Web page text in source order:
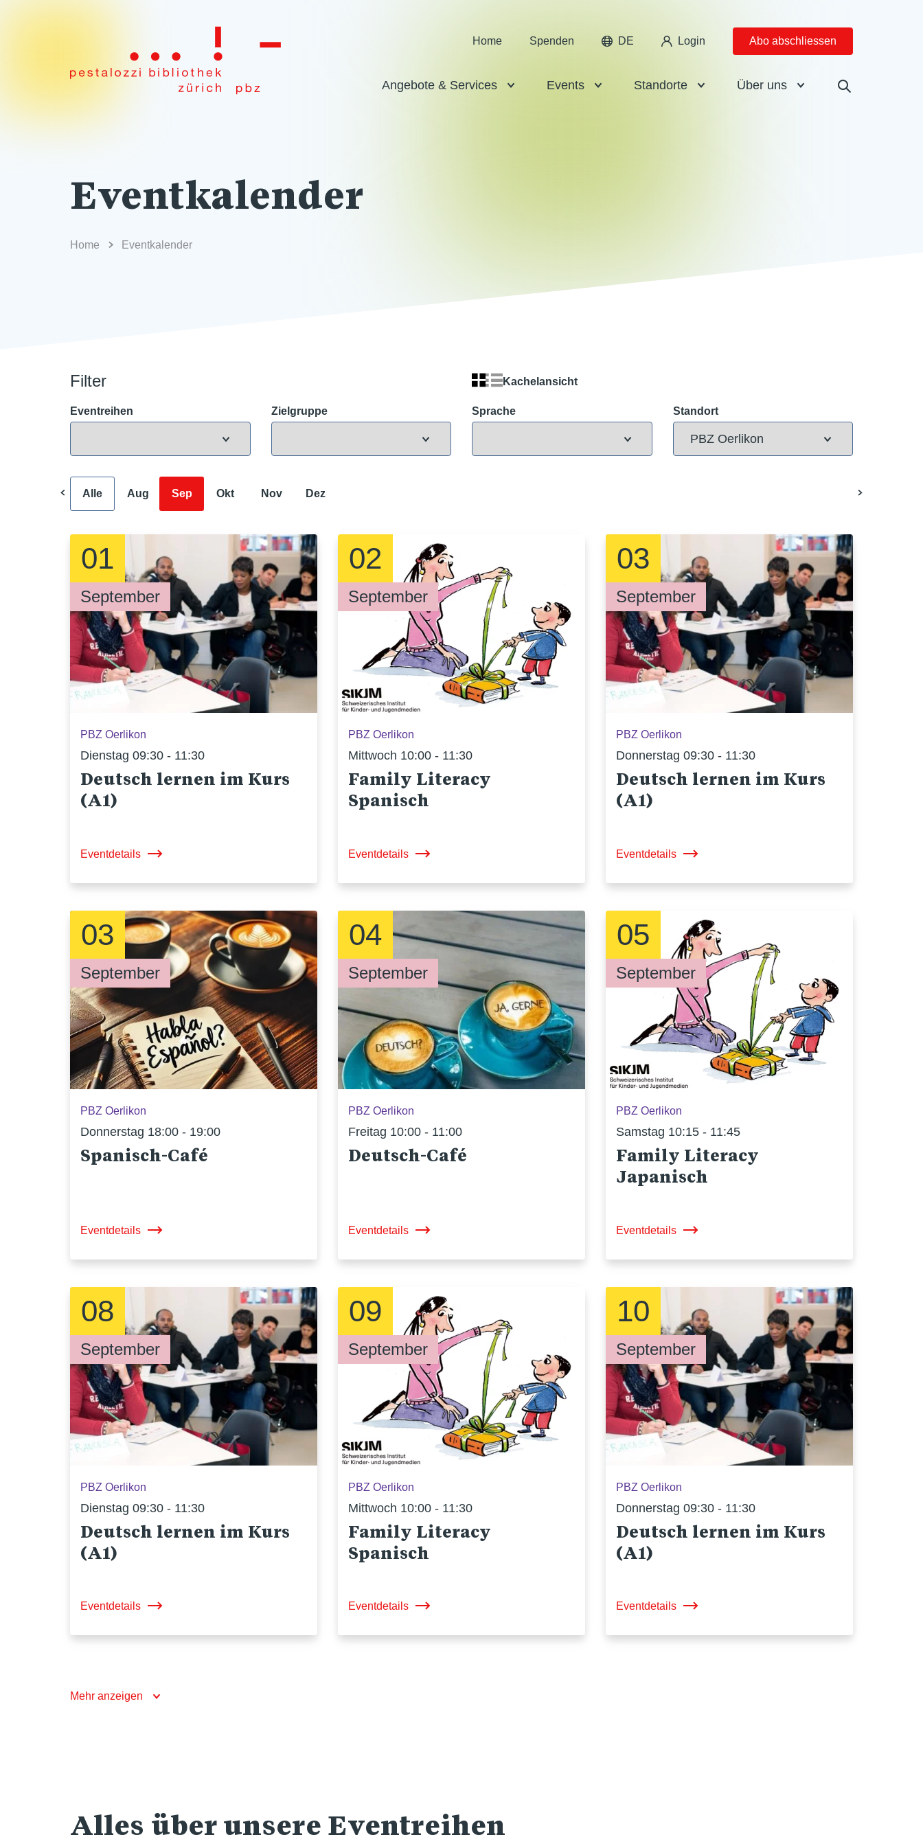
Home Spenden DE Login Abo abschliessen
Angebote & Services Events Standorte Über uns
Eventkalender
Home Eventkalender
Filter Kachelansicht
Eventreihen Zielgruppe Sprache Standort
Alle Aug Sep Okt Nov Dez
01
September
PBZ Oerlikon
Dienstag 09:30 - 11:30
Deutsch lernen im Kurs
(A1)
Eventdetails
02
September
PBZ Oerlikon
Mittwoch 10:00 - 11:30
Family Literacy
Spanisch
Eventdetails
03
September
PBZ Oerlikon
Donnerstag 09:30 - 11:30
Deutsch lernen im Kurs
(A1)
Eventdetails
03
September
PBZ Oerlikon
Donnerstag 18:00 - 19:00
Spanisch-Café
Eventdetails
04
September
PBZ Oerlikon
Freitag 10:00 - 11:00
Deutsch-Café
Eventdetails
05
September
PBZ Oerlikon
Samstag 10:15 - 11:45
Family Literacy
Japanisch
Eventdetails
08
September
PBZ Oerlikon
Dienstag 09:30 - 11:30
Deutsch lernen im Kurs
(A1)
Eventdetails
09
September
PBZ Oerlikon
Mittwoch 10:00 - 11:30
Family Literacy
Spanisch
Eventdetails
10
September
PBZ Oerlikon
Donnerstag 09:30 - 11:30
Deutsch lernen im Kurs
(A1)
Eventdetails
Mehr anzeigen
Alles über unsere Eventreihen